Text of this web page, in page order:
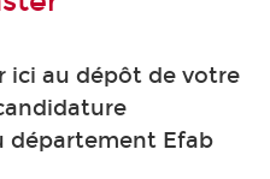
ici au dépôt de votre
département Efab